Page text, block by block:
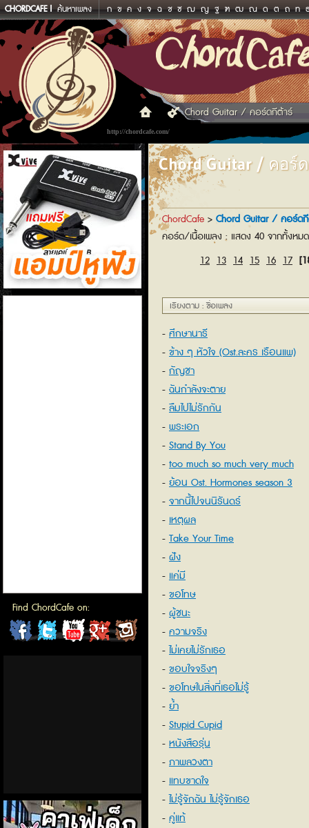
CHORDCAFE ค้นหาเพลง ก ข ค ง จ ฉ ช ซ ฌ ญ ฐ ฑ ฒ ณ ด ต ถ ท
http://chordcafe.com/
Chord Guitar / คอร์ดกีต้าร์
แอมป์หูฟัง
Find ChordCafe on:
ChordCafeChordCafeChordCafeChordCafeChordCafe
Chord Guitar / คอร์
ChordCafe > Chord Guitar / คอร์ด
คอร์ด/เนื้อเพลง : แสดง 40 จากทั้งหม
12 13 14 15 16 17
เรียงตาม : ชื่อเพลง
ศึกษานารี
ข้าง ๆ หัวใจ (Ost.ละคร เรือนแพ)
กัญชา
ฉันกำลังจะตาย
ลืมไปไม่รักกัน
พระเอก
Stand By You
too much so much very much
ย้อน Ost. Hormones season 3
จากนี้ไปจนนิรันดร์
เหตุผล
Take Your Time
ฝัง
แค่มี
ขอโทษ
ผู้ชนะ
ความจริง
ไม่เคยไม่รักเธอ
ขอบใจจริงๆ
ขอโทษในสิ่งที่เธอไม่รู้
ย้ำ
Stupid Cupid
หนังสือรุ่น
ภาพลวงตา
แทบขาดใจ
ไม่รู้จักฉัน ไม่รู้จักเธอ
คู่แท้